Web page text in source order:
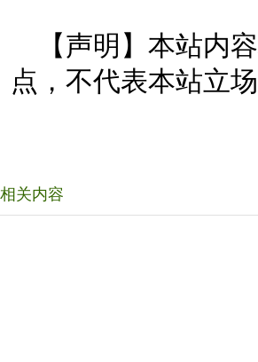
【声明】本站内
点，不代表本站立
相关内容